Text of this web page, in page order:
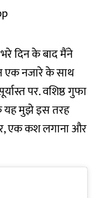
दिन के बाद मैंने
एक नजारे के साथ
पर. वशिष्ठ गुफा
यह मुझे इस तरह
एक कश लगाना और